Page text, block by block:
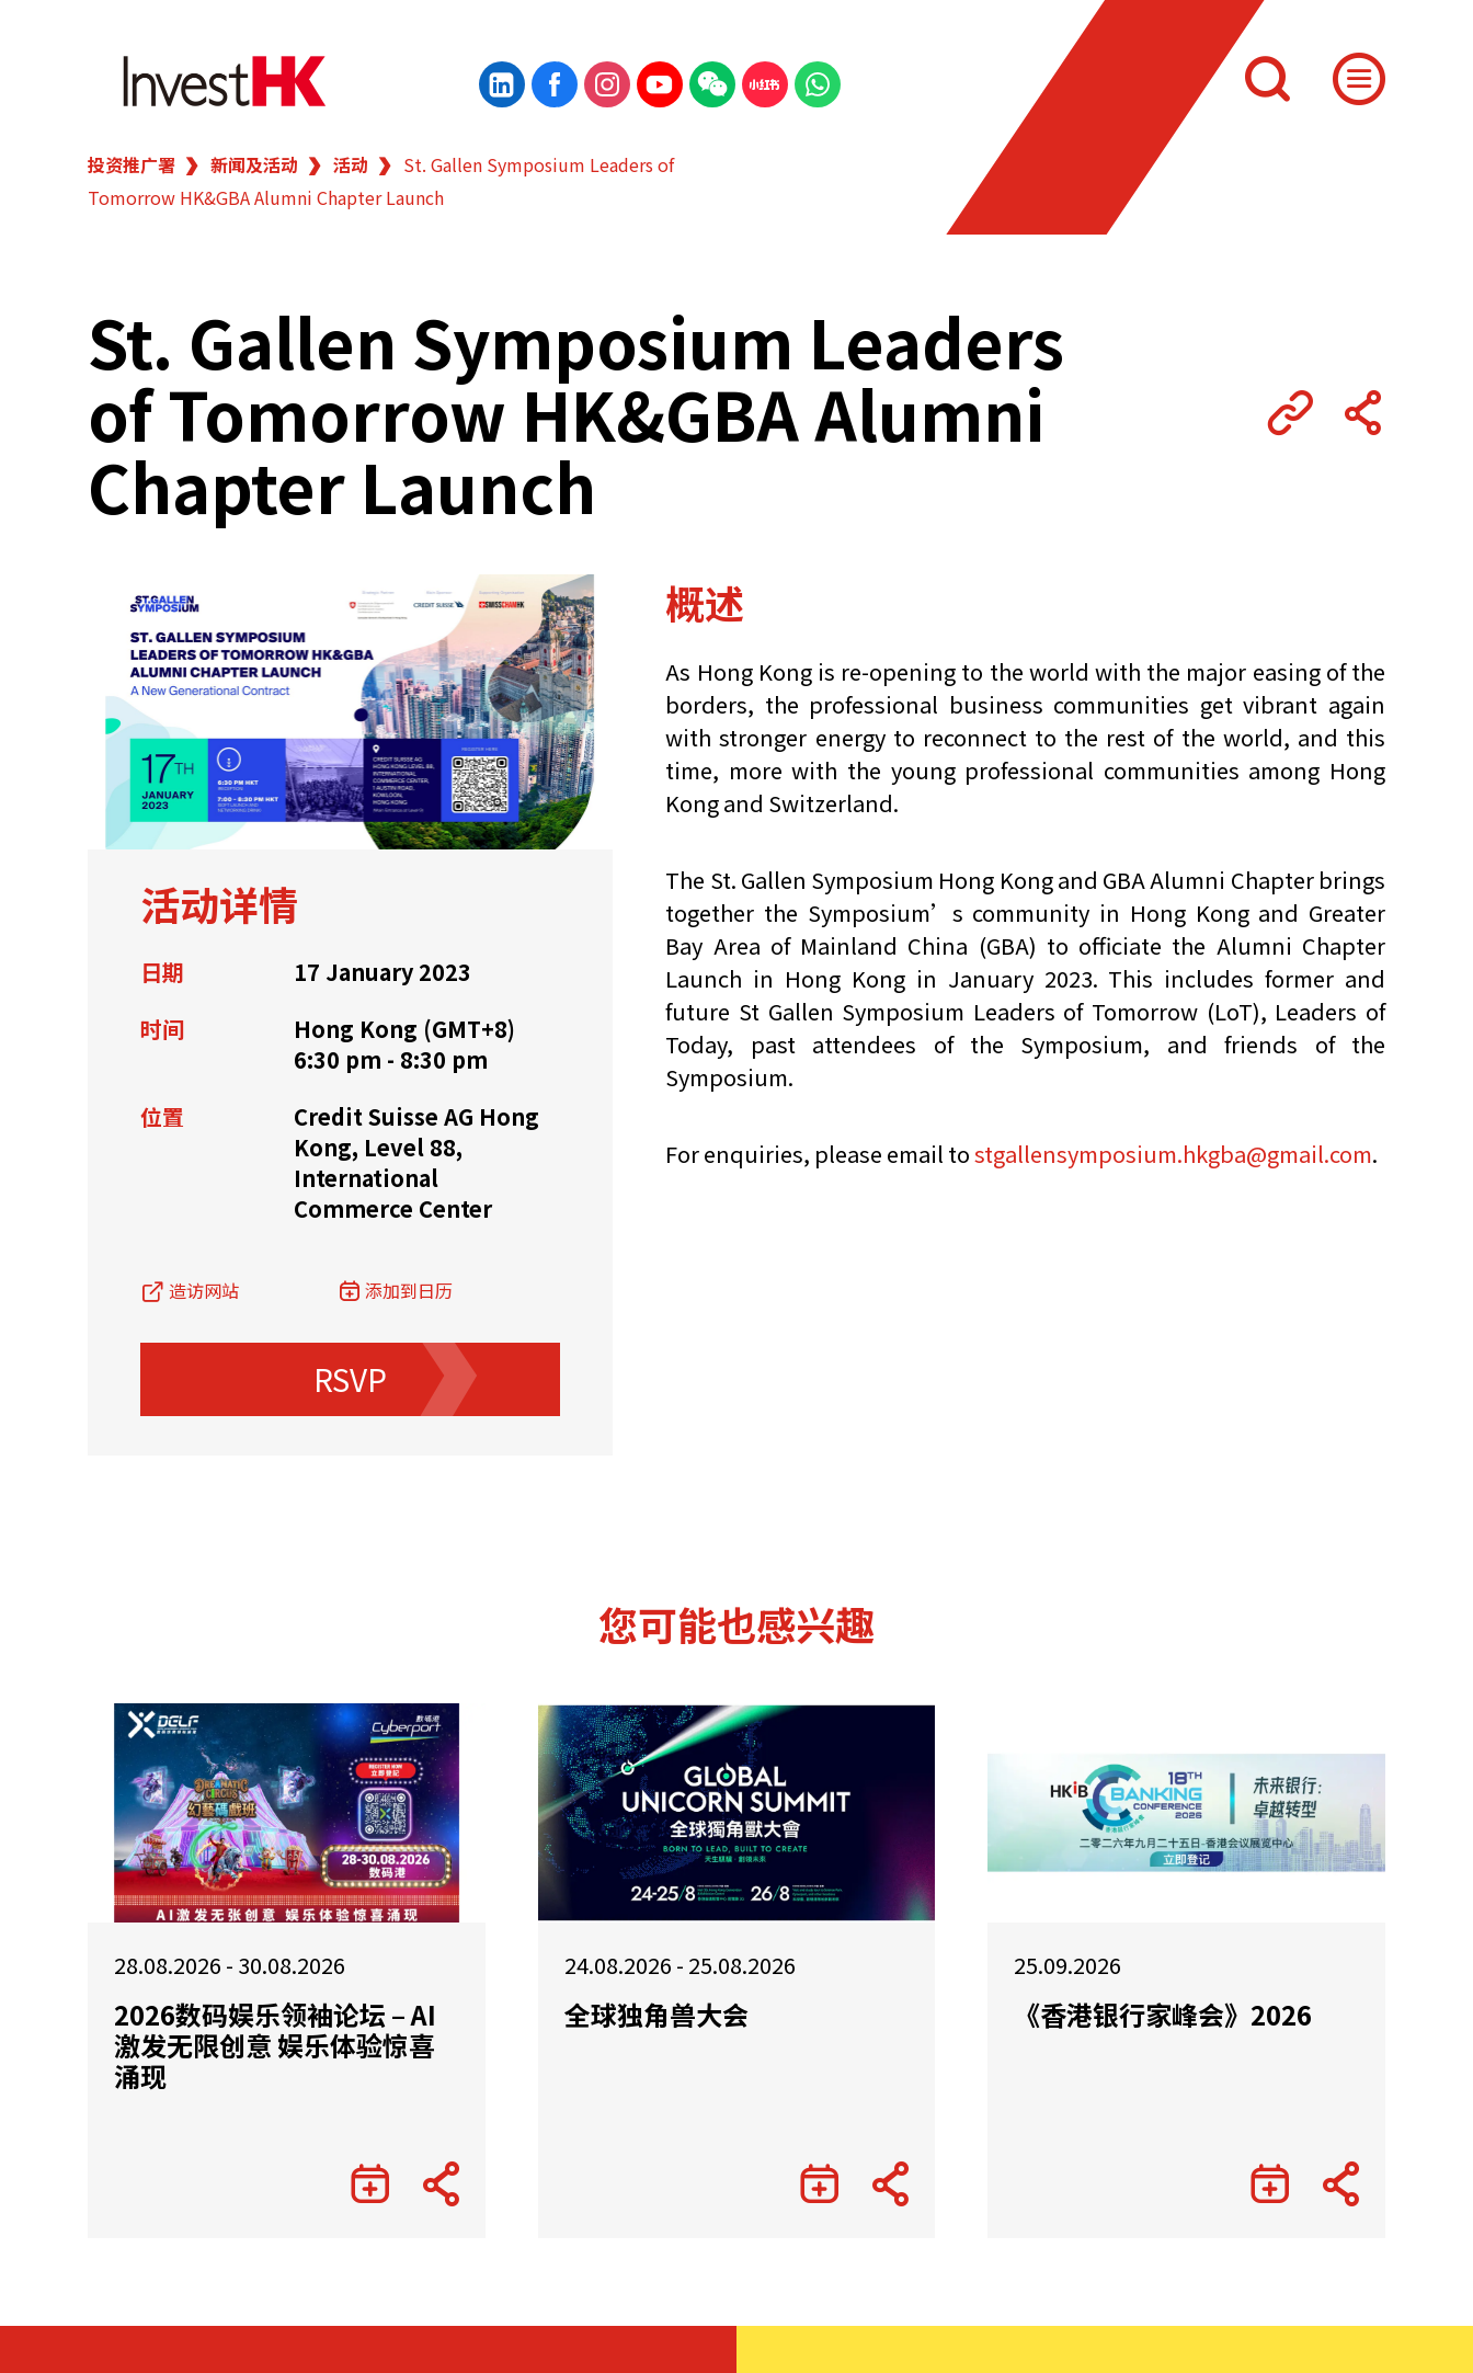
繁 简
香港营商优势
新闻及活动
业务领域
在港开业
联系我们
快速链接
资源中心 常见问题 商业机遇：政府招标公告 推荐表格 其他语文内容 招聘
香港金融科技
投资推广署 新闻及活动 活动
St. Gallen Symposium Leaders of
Tomorrow HK&GBA Alumni Chapter Launch
St. Gallen Symposium Leaders
of Tomorrow HK&GBA Alumni
Chapter Launch
活动详情
日期
17 January 2023
时间
Hong Kong (GMT+8)
6:30 pm - 8:30 pm
位置
Credit Suisse AG Hong
Kong, Level 88,
International
Commerce Center
造访网站 添加到日历
RSVP
概述
As Hong Kong is re-opening to the world with the major easing of the
borders, the professional business communities get vibrant again
with stronger energy to reconnect to the rest of the world, and this
time, more with the young professional communities among Hong
Kong and Switzerland.
The St. Gallen Symposium Hong Kong and GBA Alumni Chapter brings
together the Symposium’s community in Hong Kong and Greater
Bay Area of Mainland China (GBA) to officiate the Alumni Chapter
Launch in Hong Kong in January 2023. This includes former and
future St Gallen Symposium Leaders of Tomorrow (LoT), Leaders of
Today, past attendees of the Symposium, and friends of the
Symposium.
For enquiries, please email tostgallensymposium.hkgba@gmail.com.
您可能也感兴趣
28.08.2026 - 30.08.2026
2026数码娱乐领袖论坛 – AI
激发无限创意 娱乐体验惊喜
涌现
24.08.2026 - 25.08.2026
全球独角兽大会
25.09.2026
《香港银行家峰会》2026